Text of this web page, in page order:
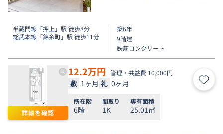
半蔵門線 「押上 」駅 徒歩8分
総武本線 「錦糸町」駅 徒歩11分
築6年
9階建
鉄筋コンクリート
詳細を確認
12.2万円 管理・共益費 10,000円
敷 1ヶ月 礼 0ヶ月 お気
所在階
6階
間取り
1K
専有面積
25.01㎡